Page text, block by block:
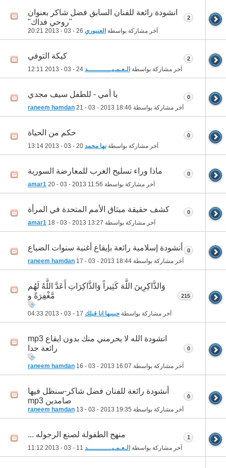
انشودة رائعة للفنان السابق فضل شاكر بعنوان
"روحي فداك"
آخر مشاركة بواسطة العنبوري 20:21
2
كيكة التوفي
آخر مشاركة بواسطة الـعـمـيــــــــــــد 12:11
2
يا أمي - للطفل سيف مجدي
آخر مشاركة بواسطة raneem hamdan 21 - 03 - 2013 18:46
0
حكم من الحياة
آخر مشاركة بواسطة نها محمد 13:14
0
ماذا وراء تسليح الغرب للمعارضة السورية
آخر مشاركة بواسطة amar1 20 - 03 - 2013 11:56
0
كشف حقيقة ميثاق الأمم المتحدة في المرأة
آخر مشاركة بواسطة amar1 18 - 03 - 2013 13:27
0
أنشودة إسلامية رائعة بإيقاع أغنية سنوات الضياع
آخر مشاركة بواسطة raneem hamdan 17 - 03 - 2013 18:44
0
وَالذَّاكِرِينَ اللَّهَ كَثِيراً وَالذَّاكِرَاتِ أَعَدَّ اللَّهُ لَهُم
مَّغْفِرَةً و
آخر مشاركة بواسطة حبيبها انا قبلك 04:33
215
انشودة الله لا يحرمني منك بدون ايقاع mp3
رائعة جدا
آخر مشاركة بواسطة raneem hamdan 16 - 03 - 2013 16:07
0
أنشودة رائعة للفنان فضل شاكر-سنظل فيها
صامدين mp3
آخر مشاركة بواسطة raneem hamdan 13 - 03 - 2013 19:35
0
منهج الطفولة لصنع الرجوله ...
آخر مشاركة بواسطة الـعـمـيــــــــــــد 11:12
1